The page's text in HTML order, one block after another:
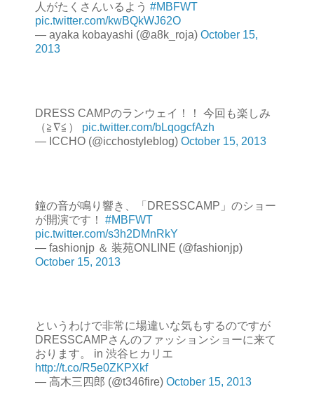
人がたくさんいるよう #MBFWT
pic.twitter.com/kwBQkWJ62O
— ayaka kobayashi (@a8k_roja) October 15,
2013
DRESS CAMPのランウェイ！！ 今回も楽しみ
（≧∇≦） pic.twitter.com/bLqogcfAzh
— ICCHO (@icchostyleblog) October 15, 2013
鐘の音が鳴り響き、「DRESSCAMP」のショー
が開演です！ #MBFWT
pic.twitter.com/s3h2DMnRkY
— fashionjp ＆ 装苑ONLINE (@fashionjp)
October 15, 2013
というわけで非常に場違いな気もするのですが
DRESSCAMPさんのファッションショーに来て
おります。 in 渋谷ヒカリエ
http://t.co/R5e0ZKPXkf
— 高木三四郎 (@t346fire) October 15, 2013